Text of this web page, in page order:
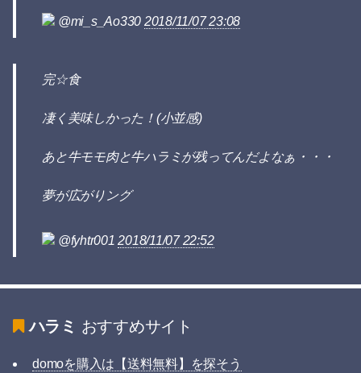
@mi_s_Ao330 2018/11/07 23:08
完☆食
凄く美味しかった！(小並感)
あと牛モモ肉と牛ハラミが残ってんだよなぁ・・・
夢が広がりング
@fyhtr0012018/11/07 22:52
ハラミ おすすめサイト
domoを購入は【送料無料】を探そう